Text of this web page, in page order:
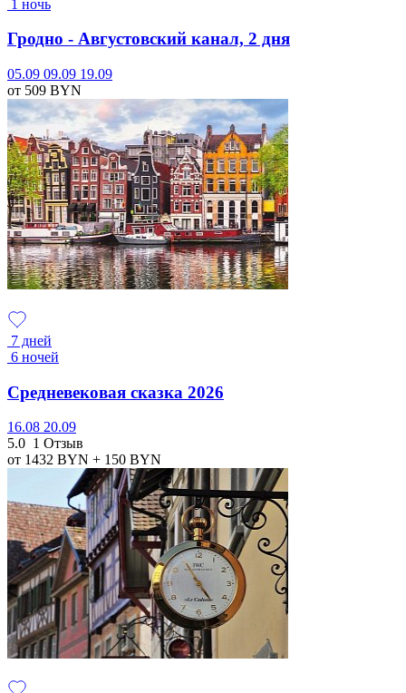
1 ночь
Гродно - Августовский канал, 2 дня
05.09 09.09 19.09
от 509 BYN
7 дней
6 ночей
Средневековая сказка 2026
16.08 20.09
5.0 1 Отзыв
от 1432 BYN + 150 BYN